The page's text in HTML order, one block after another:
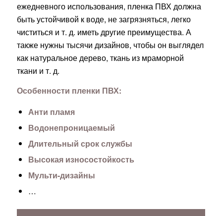
ежедневного использования, пленка ПВХ должна
быть устойчивой к воде, не загрязняться, легко
чиститься и т. д. иметь другие преимущества. А
также нужны тысячи дизайнов, чтобы он выглядел
как натуральное дерево, ткань из мраморной
ткани и т. д.
Особенности пленки ПВХ:
Анти пламя
Водонепроницаемый
Длительный срок службы
Высокая износостойкость
Мульти-дизайны
…